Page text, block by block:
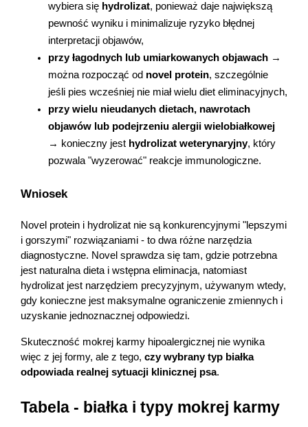
wybiera się hydrolizat, ponieważ daje największą
pewność wyniku i minimalizuje ryzyko błędnej
interpretacji objawów,
przy łagodnych lub umiarkowanych objawach →
można rozpocząć od novel protein, szczególnie
jeśli pies wcześniej nie miał wielu diet eliminacyjnych,
przy wielu nieudanych dietach, nawrotach
objawów lub podejrzeniu alergii wielobiałkowej
→ konieczny jest hydrolizat weterynaryjny, który
pozwala "wyzerować" reakcje immunologiczne.
Wniosek
Novel protein i hydrolizat nie są konkurencyjnymi "lepszymi
i gorszymi" rozwiązaniami - to dwa różne narzędzia
diagnostyczne. Novel sprawdza się tam, gdzie potrzebna
jest naturalna dieta i wstępna eliminacja, natomiast
hydrolizat jest narzędziem precyzyjnym, używanym wtedy,
gdy konieczne jest maksymalne ograniczenie zmiennych i
uzyskanie jednoznacznej odpowiedzi.
Skuteczność mokrej karmy hipoalergicznej nie wynika
więc z jej formy, ale z tego, czy wybrany typ białka
odpowiada realnej sytuacji klinicznej psa.
Tabela - białka i typy mokrej karmy